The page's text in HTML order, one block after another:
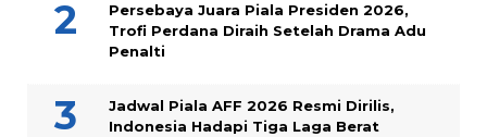
Persebaya Juara Piala Presiden 2026,
Trofi Perdana Diraih Setelah Drama Adu
Penalti
Jadwal Piala AFF 2026 Resmi Dirilis,
Indonesia Hadapi Tiga Laga Berat